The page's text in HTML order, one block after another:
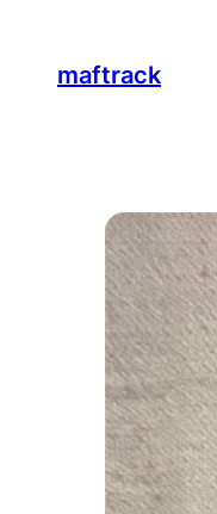
maftrack